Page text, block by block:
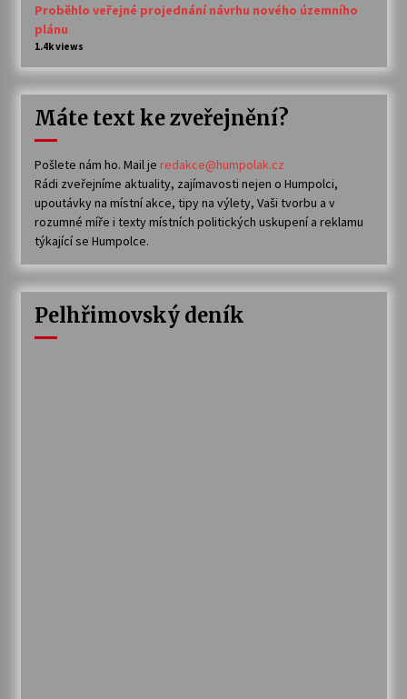
Proběhlo veřejné projednání návrhu nového územního
plánu
1.4k views
Máte text ke zveřejnění?
Pošlete nám ho. Mail je redakce@humpolak.cz
Rádi zveřejníme aktuality, zajímavosti nejen o Humpolci,
upoutávky na místní akce, tipy na výlety, Vaši tvorbu a v
rozumné míře i texty místních politických uskupení a reklamu
týkající se Humpolce.
Pelhřimovský deník